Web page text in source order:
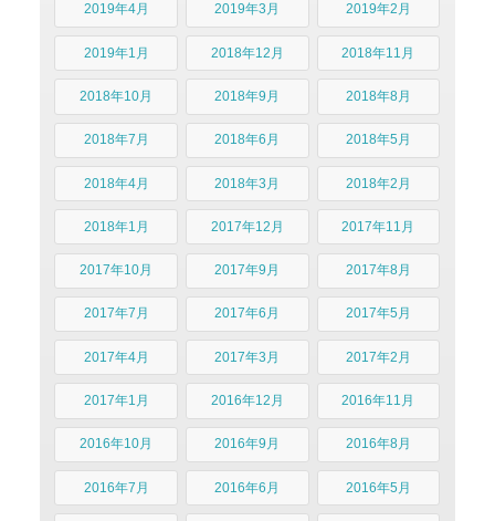
2019年4月 2019年3月 2019年2月
2019年1月 2018年12月 2018年11月
2018年10月 2018年9月 2018年8月
2018年7月 2018年6月 2018年5月
2018年4月 2018年3月 2018年2月
2018年1月 2017年12月 2017年11月
2017年10月 2017年9月 2017年8月
2017年7月 2017年6月 2017年5月
2017年4月 2017年3月 2017年2月
2017年1月 2016年12月 2016年11月
2016年10月 2016年9月 2016年8月
2016年7月 2016年6月 2016年5月